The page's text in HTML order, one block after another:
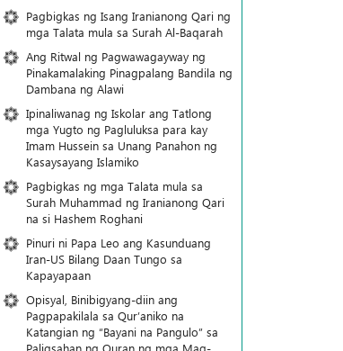
Pagbigkas ng Isang Iranianong Qari ng
mga Talata mula sa Surah Al-Baqarah
Ang Ritwal ng Pagwawagayway ng
Pinakamalaking Pinagpalang Bandila ng
Dambana ng Alawi
Ipinaliwanag ng Iskolar ang Tatlong
mga Yugto ng Pagluluksa para kay
Imam Hussein sa Unang Panahon ng
Kasaysayang Islamiko
Pagbigkas ng mga Talata mula sa
Surah Muhammad ng Iranianong Qari
na si Hashem Roghani
Pinuri ni Papa Leo ang Kasunduang
Iran-US Bilang Daan Tungo sa
Kapayapaan
Opisyal, Binibigyang-diin ang
Pagpapakilala sa Qur’aniko na
Katangian ng “Bayani na Pangulo” sa
Paligsahan ng Quran ng mga Mag-